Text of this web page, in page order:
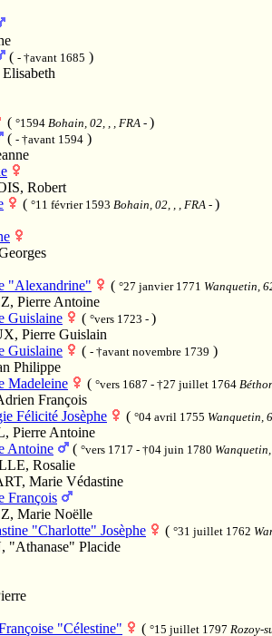
( - †avant 1685 )
( °1594 Bohain, 02, , , FRA - )
( - †avant 1594 )
Robert
( °11 février 1593 Bohain, 02, , , FRA - )
"Alexandrine" ( °27 janvier 1771 Wanquetin,
Pierre Antoine
Guislaine
( °vers 1723 - )
Pierre Guislain
Guislaine
( - †avant novembre 1739 )
Philippe
Madeleine
( °vers 1687 - †27 juillet 1764
François
Félicité Josèphe
( °04 avril 1755 Wanquetin,
Pierre Antoine
Antoine
( °vers 1717 - †04 juin 1780
Rosalie
Marie Védastine
François
Marie Noëlle
"Charlotte" Josèphe
( °31 juillet 1762
"Athanase" Placide
"Célestine" ( °15 juillet 1797 Rozoy-